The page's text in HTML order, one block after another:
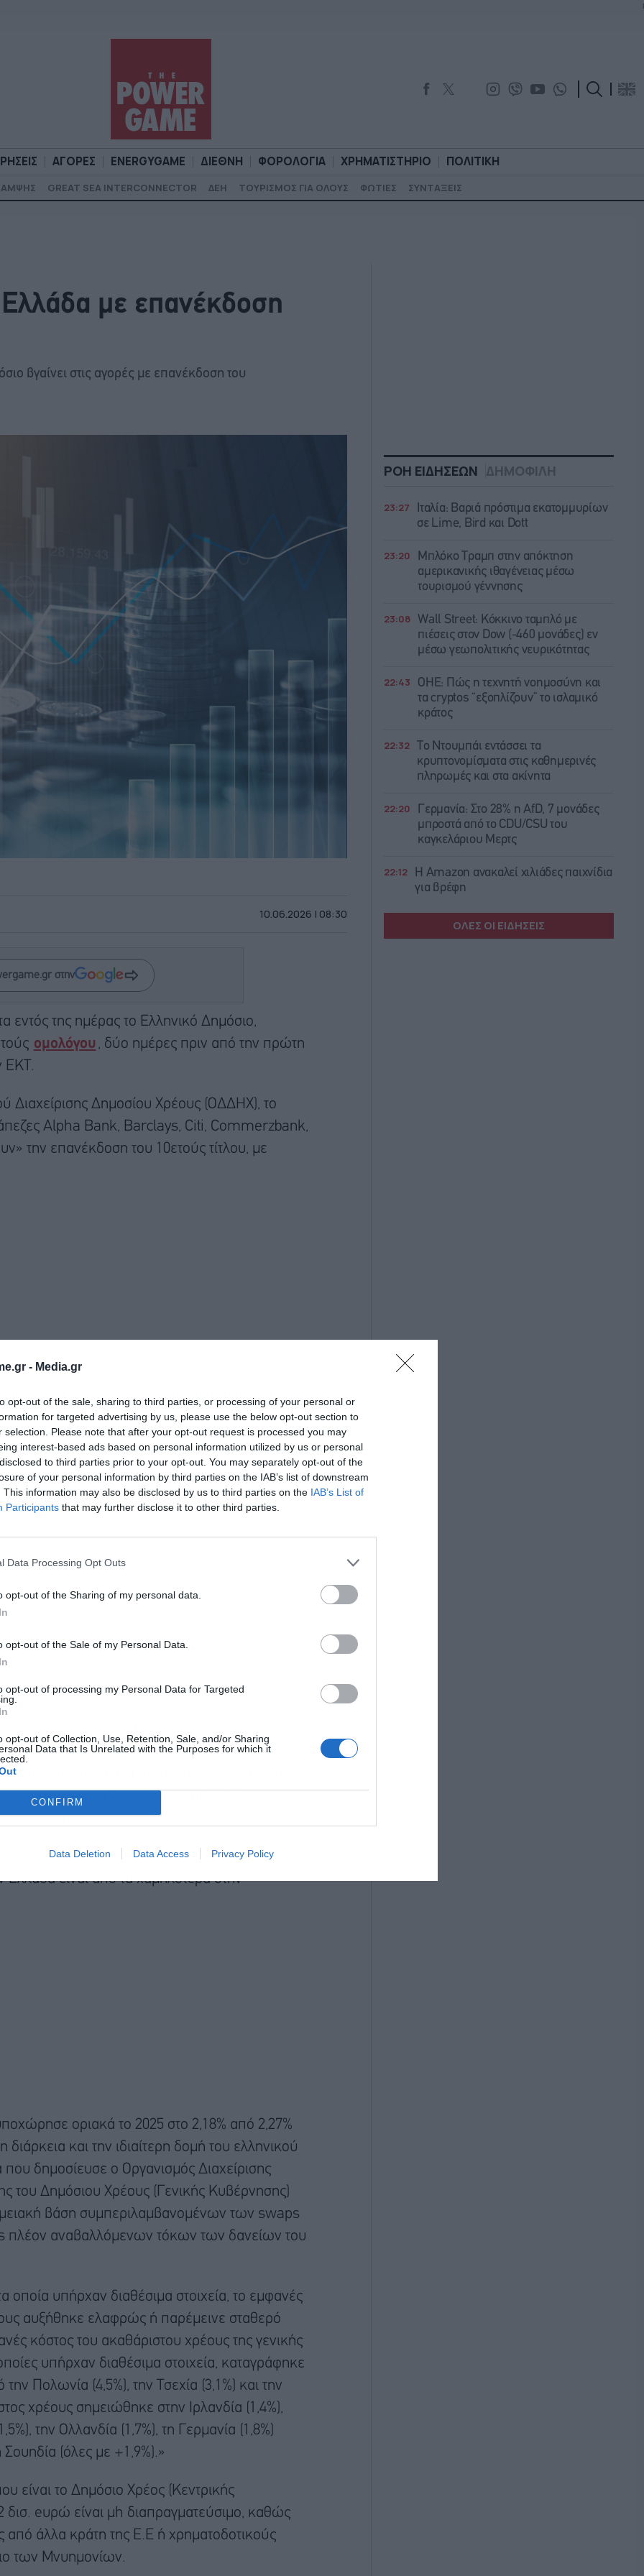
- Media.gr
opt-out of the sale, sharing to third parties, or processing of your personal or
for targeted advertising by us, please use the below opt-out section to
selection. Please note that after your opt-out request is processed you may
interest-based ads based on personal information utilized by us or personal
to third parties prior to your opt-out. You may separately opt-out of the
of your personal information by third parties on the IAB’s list of downstream
This information may also be disclosed by us to third parties on the IAB’s List of
Participants that may further disclose it to other third parties.
Data Processing Opt Outs
opt-out of the Sharing of my personal data.
opt-out of the Sale of my Personal Data.
opt-out of processing my Personal Data for Targeted
opt-out of Collection, Use, Retention, Sale, and/or Sharing
Data that Is Unrelated with the Purposes for which it
CONFIRM
Data Deletion Data Access Privacy Policy
ΑΓΟΡΕΣ ENERGYGAME ΔΙΕΘΝΗ ΦΟΡΟΛΟΓΙΑ ΧΡΗΜΑΤΙΣΤΗΡΙΟ ΠΟΛΙΤΙΚΗ
GREAT SEA INTERCONNECTOR ΔΕΗ ΤΟΥΡΙΣΜΟΣ ΓΙΑ ΟΛΟΥΣ ΦΩΤΙΕΣ ΣΥΝΤΑΞΕΙΣ
Ελλάδα με επανέκδοση
βγαίνει στις αγορές με επανέκδοση του
10.06.2026 | 08:30
στην
εντός της ημέρας το Ελληνικό Δημόσιο,
ομολόγου
, δύο ημέρες πριν από την πρώτη
ΕΚΤ.
Δημοσίου Χρέους (ΟΔΔΗΧ), το
Alpha Bank, Barclays, Citi, Commerzbank,
την επανέκδοση του 10ετούς τίτλου, με
του 2026 που είχε δημοσιοποιήσει ο
στις 17 Ιουνίου. Οι προγραμματισμένες
δεν αποσκοπούν τόσο στην άντληση πρόσθετης
των ελληνικών τίτλων και στην τόνωση
ομολόγων στην ευρωζώνη κινούνται υπό την
της Ευρωπαϊκής Κεντρικής Τράπεζας
σε αύξηση των επιτοκίων της κατά 0,25%, η
ενδεικτικό ότι η απόδοση του ελληνικού
στο 3,77%, και είναι μόλις 0,78%
γερμανικού τίτλου.
που δημοσιοποίησε χθες η Eurostat το κόστος
είναι από τα χαμηλότερα στην
οριακά το 2025 στο 2,18% από 2,27%
και την ιδιαίτερη δομή του ελληνικού
δημοσίευσε ο Οργανισμός Διαχείρισης
του Δημόσιου Χρέους (Γενικής Κυβέρνησης)
βάση συμπεριλαμβανομένων των swaps
πλέον αναβαλλόμενων τόκων των δανείων του
οποία υπήρχαν διαθέσιμα στοιχεία, το εμφανές
αυξήθηκε ελαφρώς ή παρέμεινε σταθερό
κόστος του ακαθάριστου χρέους της γενικής
υπήρχαν διαθέσιμα στοιχεία, καταγράφηκε
Πολωνία (4,5%), την Τσεχία (3,1%) και την
χρέους σημειώθηκε στην Ιρλανδία (1,4%),
την Ολλανδία (1,7%), τη Γερμανία (1,8%)
Σουηδία (όλες με +1,9%).»
είναι το Δημόσιο Χρέος (Κεντρικής
eυρώ είναι μh διαπραγματεύσιμο, καθώς
άλλα κράτη της Ε.Ε ή χρηματοδοτικούς
των Μνυημονίων.
ΡΟΗ ΕΙΔΗΣΕΩΝ ΔΗΜΟΦΙΛΗ
23:27
Ιταλία: Βαριά πρόστιμα εκατομμυρίων
σε Lime, Bird και Dott
23:20
Μπλόκο Τραμπ στην απόκτηση
αμερικανικής ιθαγένειας μέσω
τουρισμού γέννησης
23:08
Wall Street: Κόκκινο ταμπλό με
πιέσεις στον Dow (-460 μονάδες) εν
μέσω γεωπολιτικής νευρικότητας
22:43
ΟΗΕ: Πώς η τεχνητή νοημοσύνη και
τα cryptos “εξοπλίζουν” το ισλαμικό
κράτος
22:32
Το Ντουμπάι εντάσσει τα
κρυπτονομίσματα στις καθημερινές
πληρωμές και στα ακίνητα
22:20
Γερμανία: Στο 28% η AfD, 7 μονάδες
μπροστά από το CDU/CSU του
καγκελάριου Μερτς
22:12
Η Amazon ανακαλεί χιλιάδες παιχνίδια
για βρέφη
ΟΛΕΣ ΟΙ ΕΙΔΗΣΕΙΣ